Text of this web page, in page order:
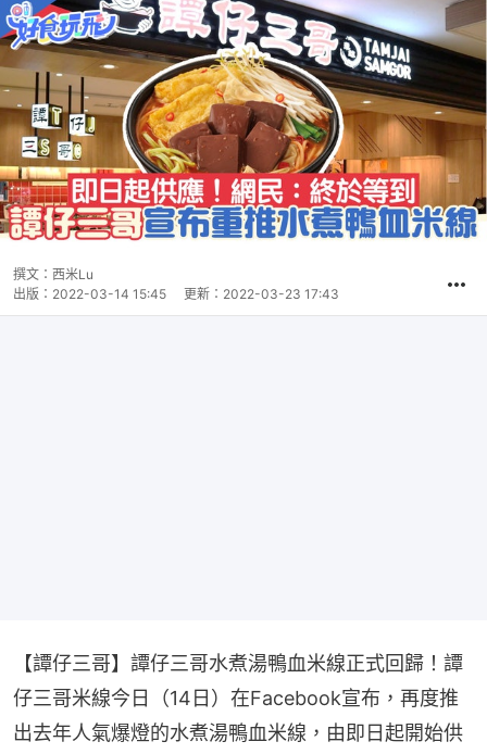
撰文： 西米Lu
出版： 2022-03-14 15:45 更新： 2022-03-23 17:43
【譚仔三哥】譚仔三哥水煮湯鴨血米線正式回歸！譚
仔三哥米線今日（14日）在Facebook宣布，再度推
出去年人氣爆燈的水煮湯鴨血米線，由即日起開始供